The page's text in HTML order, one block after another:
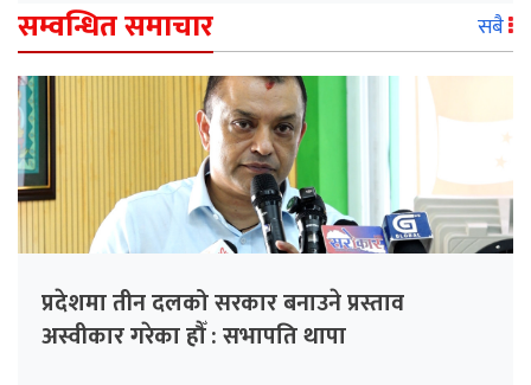
सम्वन्धित समाचार सबै
प्रदेशमा तीन दलको सरकार बनाउने प्रस्ताव
अस्वीकार गरेका हौँ : सभापति थापा